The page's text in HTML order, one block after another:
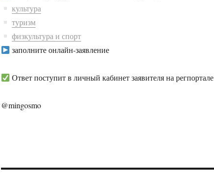
культура
туризм
физкультура и спорт
заполните онлайн-заявление
Ответ поступит в личный кабинет заявителя на регпортале
@mingosmo